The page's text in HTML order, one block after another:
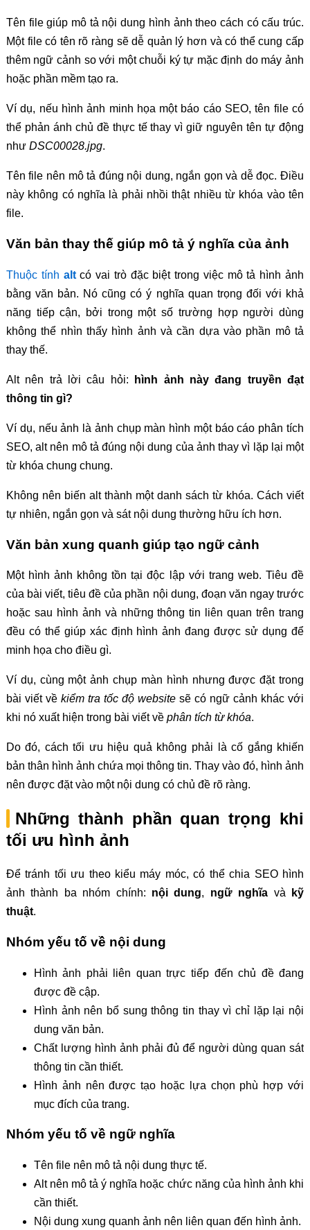
Tên file giúp mô tả nội dung hình ảnh theo cách có cấu trúc.
Một file có tên rõ ràng sẽ dễ quản lý hơn và có thể cung cấp
thêm ngữ cảnh so với một chuỗi ký tự mặc định do máy ảnh
hoặc phần mềm tạo ra.
Ví dụ, nếu hình ảnh minh họa một báo cáo SEO, tên file có
thể phản ánh chủ đề thực tế thay vì giữ nguyên tên tự động
như DSC00028.jpg.
Tên file nên mô tả đúng nội dung, ngắn gọn và dễ đọc. Điều
này không có nghĩa là phải nhồi thật nhiều từ khóa vào tên
file.
Văn bản thay thế giúp mô tả ý nghĩa của ảnh
Thuộc tính altcó vai trò đặc biệt trong việc mô tả hình ảnh
bằng văn bản. Nó cũng có ý nghĩa quan trọng đối với khả
năng tiếp cận, bởi trong một số trường hợp người dùng
không thể nhìn thấy hình ảnh và cần dựa vào phần mô tả
thay thế.
Alt nên trả lời câu hỏi:
hình ảnh này đang truyền đạt
thông tin gì?
Ví dụ, nếu ảnh là ảnh chụp màn hình một báo cáo phân tích
SEO, alt nên mô tả đúng nội dung của ảnh thay vì lặp lại một
từ khóa chung chung.
Không nên biến alt thành một danh sách từ khóa. Cách viết
tự nhiên, ngắn gọn và sát nội dung thường hữu ích hơn.
Văn bản xung quanh giúp tạo ngữ cảnh
Một hình ảnh không tồn tại độc lập với trang web. Tiêu đề
của bài viết, tiêu đề của phần nội dung, đoạn văn ngay trước
hoặc sau hình ảnh và những thông tin liên quan trên trang
đều có thể giúp xác định hình ảnh đang được sử dụng để
minh họa cho điều gì.
Ví dụ, cùng một ảnh chụp màn hình nhưng được đặt trong
bài viết về kiểm tra tốc độ website sẽ có ngữ cảnh khác với
khi nó xuất hiện trong bài viết về phân tích từ khóa.
Do đó, cách tối ưu hiệu quả không phải là cố gắng khiến
bản thân hình ảnh chứa mọi thông tin. Thay vào đó, hình ảnh
nên được đặt vào một nội dung có chủ đề rõ ràng.
Những thành phần quan trọng khi
tối ưu hình ảnh
Để tránh tối ưu theo kiểu máy móc, có thể chia SEO hình
ảnh thành ba nhóm chính: nội dung, ngữ nghĩa và
kỹ
thuật.
Nhóm yếu tố về nội dung
Hình ảnh phải liên quan trực tiếp đến chủ đề đang
được đề cập.
Hình ảnh nên bổ sung thông tin thay vì chỉ lặp lại nội
dung văn bản.
Chất lượng hình ảnh phải đủ để người dùng quan sát
thông tin cần thiết.
Hình ảnh nên được tạo hoặc lựa chọn phù hợp với
mục đích của trang.
Nhóm yếu tố về ngữ nghĩa
Tên file nên mô tả nội dung thực tế.
Alt nên mô tả ý nghĩa hoặc chức năng của hình ảnh khi
cần thiết.
Nội dung xung quanh ảnh nên liên quan đến hình ảnh.